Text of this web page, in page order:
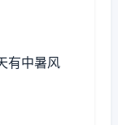
有中暑风